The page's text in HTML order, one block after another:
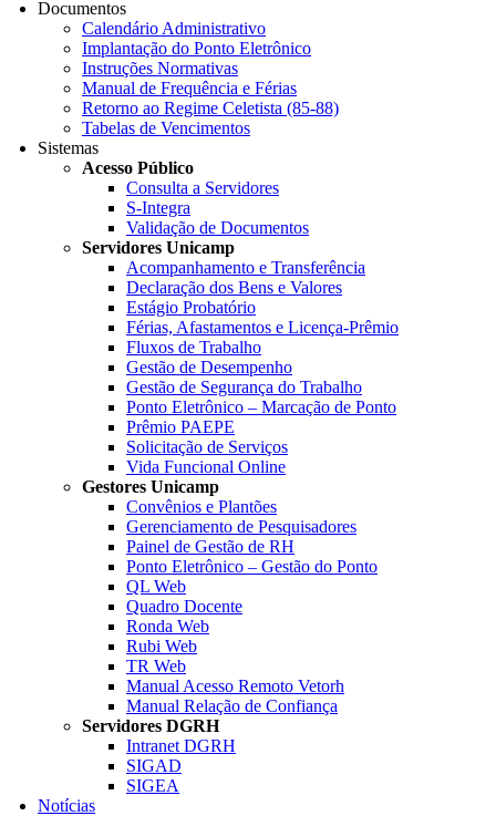
Documentos
Calendário Administrativo
Implantação do Ponto Eletrônico
Instruções Normativas
Manual de Frequência e Férias
Retorno ao Regime Celetista (85-88)
Tabelas de Vencimentos
Sistemas
Acesso Público
Consulta a Servidores
S-Integra
Validação de Documentos
Servidores Unicamp
Acompanhamento e Transferência
Declaração dos Bens e Valores
Estágio Probatório
Férias, Afastamentos e Licença-Prêmio
Fluxos de Trabalho
Gestão de Desempenho
Gestão de Segurança do Trabalho
Ponto Eletrônico – Marcação de Ponto
Prêmio PAEPE
Solicitação de Serviços
Vida Funcional Online
Gestores Unicamp
Convênios e Plantões
Gerenciamento de Pesquisadores
Painel de Gestão de RH
Ponto Eletrônico – Gestão do Ponto
QL Web
Quadro Docente
Ronda Web
Rubi Web
TR Web
Manual Acesso Remoto Vetorh
Manual Relação de Confiança
Servidores DGRH
Intranet DGRH
SIGAD
SIGEA
Notícias